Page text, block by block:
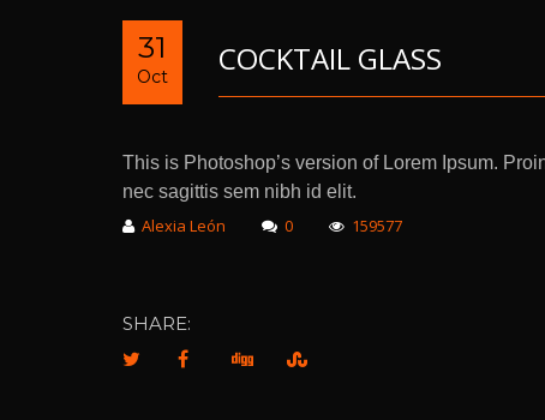
31
Oct COCKTAIL GLASS
This is Photoshop’s version of Lorem Ipsum.
nec sagittis sem nibh id elit.
Alexia León 0 159577
SHARE: